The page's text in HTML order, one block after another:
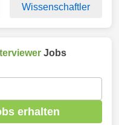
Wissenschaftler
Jobs
erhalten